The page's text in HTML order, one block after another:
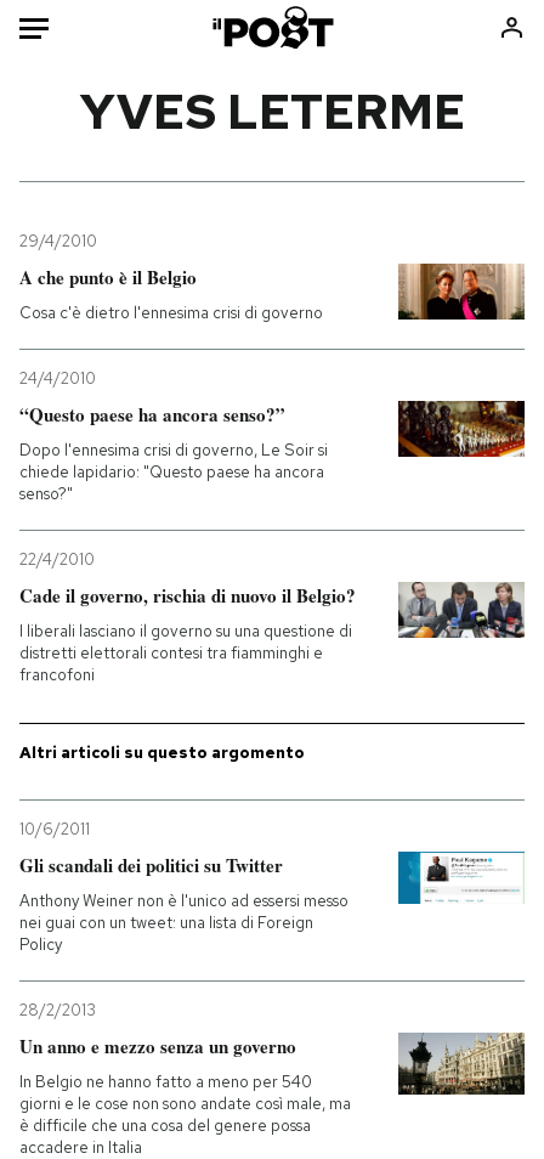
Mondo
Politica
Tecnologia
Scienza
Cultura
Economia
Sport
Consumismi
Storie/Idee
Altrecose
Mondiali calcio 2026
PODCAST
NEWSLETTER
I MIEI PREFERITI
SHOP
CALENDARIO
Entra
YVES LETERME
29/4/2010
A che punto è il Belgio
Cosa c'è dietro l'ennesima crisi di governo
24/4/2010
“Questo paese ha ancora senso?”
Dopo l'ennesima crisi di governo, Le Soir si
chiede lapidario: "Questo paese ha ancora
senso?"
22/4/2010
Cade il governo, rischia di nuovo il Belgio?
I liberali lasciano il governo su una questione di
distretti elettorali contesi tra fiamminghi e
francofoni
Altri articoli su questo argomento
10/6/2011
Gli scandali dei politici su Twitter
Anthony Weiner non è l'unico ad essersi messo
nei guai con un tweet: una lista di Foreign
Policy
28/2/2013
Un anno e mezzo senza un governo
In Belgio ne hanno fatto a meno per 540
giorni e le cose non sono andate così male, ma
è difficile che una cosa del genere possa
accadere in Italia